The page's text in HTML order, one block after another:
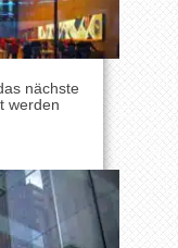
nächste
werden